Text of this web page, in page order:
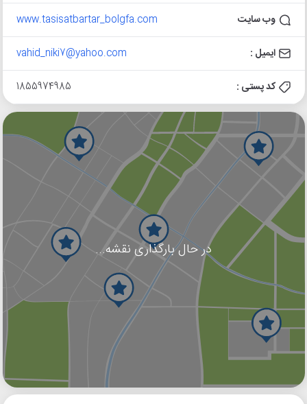
وب سایت www.tasisatbartar_bolgfa.com
ایمیل : vahid_niki7@yahoo.com
کد پستی : 1855974985
در حال بارگذاری نقشه...
گوگل